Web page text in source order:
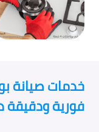
خدمات صيانة
فورية ودقيقة